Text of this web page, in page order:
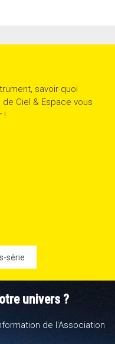
savoir quoi
Ciel & Espace vous
!
série
univers ?
de l'Association